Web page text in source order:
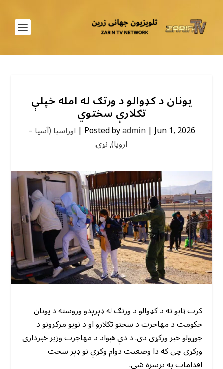
یونان د کډوالو د ورتګ له امله خپلې
تګلارې سختوي
Posted byadmin|Jun 1, 2026
| اوراسیا (آسیا –
اروپا),نړۍ
کرت ټاپو ته د کډوالو د ورتګ له ډېرېدو وروسته د یونان
حکومت د مهاجرت د سختو تګلارو او د نویو مرکزونو د
جوړولو خبر ورکړی دی. د دې هېواد د مهاجرت وزیر خبرداری
ورکړی چې که دا وضعیت دوام وکړي نو ډېر سخت
اقدامات به ترسره شي.